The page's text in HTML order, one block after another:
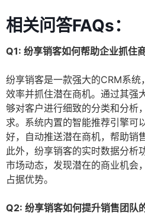
相关问答FAQs：
Q1: 纷享销客如何帮助企业抓住商
纷享销客是一款强大的CRM系
效率并抓住潜在商机。通过其强
够对客户进行细致的分类和分析
求。系统内置的智能推荐引擎可
好，自动推送潜在商机，帮助销
此外，纷享销客的实时数据分析
市场动态，发现潜在的商业机会
占据优势。
Q2: 纷享销客如何提升销售团队